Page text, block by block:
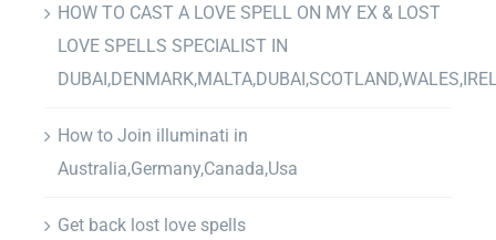
HOW TO CAST A LOVE SPELL ON MY EX & LOST
LOVE SPELLS SPECIALIST IN
How to Join illuminati in
Australia,Germany,Canada,Usa
Get back lost love spells